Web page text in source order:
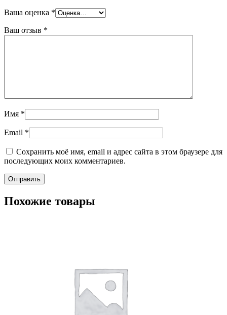
Ваша оценка *
Ваш отзыв *
Имя *
Email *
Сохранить моё имя, email и адрес сайта в этом браузере для
последующих моих комментариев.
Похожие товары